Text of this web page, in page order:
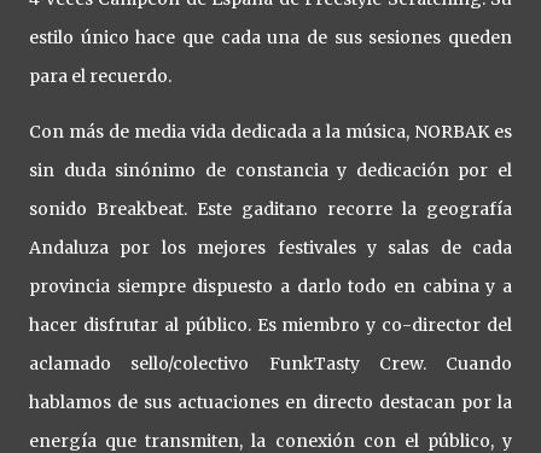
estilo único hace que cada una de sus sesiones queden
para el recuerdo.
Con más de media vida dedicada a la música, NORBAK es
sin duda sinónimo de constancia y dedicación por el
sonido Breakbeat. Este gaditano recorre la geografía
Andaluza por los mejores festivales y salas de cada
provincia siempre dispuesto a darlo todo en cabina y a
hacer disfrutar al público. Es miembro y co-director del
aclamado sello/colectivo FunkTasty Crew. Cuando
hablamos de sus actuaciones en directo destacan por la
energía que transmiten, la conexión con el público, y